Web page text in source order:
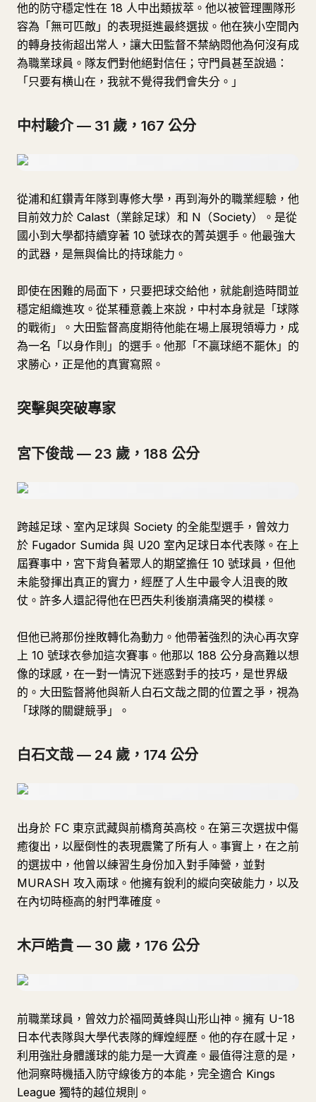
他的防守穩定性在 18 人中出類拔萃。他以被管理團隊形
容為「無可匹敵」的表現挺進最終選拔。他在狹小空間內
的轉身技術超出常人，讓大田監督不禁納悶他為何沒有成
為職業球員。隊友們對他絕對信任；守門員甚至說過：
「只要有横山在，我就不覺得我們會失分。」
中村駿介 — 31 歲，167 公分
從浦和紅鑽青年隊到專修大學，再到海外的職業經驗，他
目前效力於 Calast（業餘足球）和 N（Society）。是從
國小到大學都持續穿著 10 號球衣的菁英選手。他最強大
的武器，是無與倫比的持球能力。
即使在困難的局面下，只要把球交給他，就能創造時間並
穩定組織進攻。從某種意義上來說，中村本身就是「球隊
的戰術」。大田監督高度期待他能在場上展現領導力，成
為一名「以身作則」的選手。他那「不贏球絕不罷休」的
求勝心，正是他的真實寫照。
突擊與突破專家
宮下俊哉 — 23 歲，188 公分
跨越足球、室內足球與 Society 的全能型選手，曾效力
於 Fugador Sumida 與 U20 室內足球日本代表隊。在上
屆賽事中，宮下背負著眾人的期望擔任 10 號球員，但他
未能發揮出真正的實力，經歷了人生中最令人沮喪的敗
仗。許多人還記得他在巴西失利後崩潰痛哭的模樣。
但他已將那份挫敗轉化為動力。他帶著強烈的決心再次穿
上 10 號球衣參加這次賽事。他那以 188 公分身高難以想
像的球感，在一對一情況下迷惑對手的技巧，是世界級
的。大田監督將他與新人白石文哉之間的位置之爭，視為
「球隊的關鍵競爭」。
白石文哉 — 24 歲，174 公分
出身於 FC 東京武藏與前橋育英高校。在第三次選拔中傷
癒復出，以壓倒性的表現震驚了所有人。事實上，在之前
的選拔中，他曾以練習生身份加入對手陣營，並對
MURASH 攻入兩球。他擁有銳利的縱向突破能力，以及
在內切時極高的射門準確度。
木戸皓貴 — 30 歲，176 公分
前職業球員，曾效力於福岡黃蜂與山形山神。擁有 U-18
日本代表隊與大學代表隊的輝煌經歷。他的存在感十足，
利用強壯身體護球的能力是一大資產。最值得注意的是，
他洞察時機插入防守線後方的本能，完全適合 Kings
League 獨特的越位規則。